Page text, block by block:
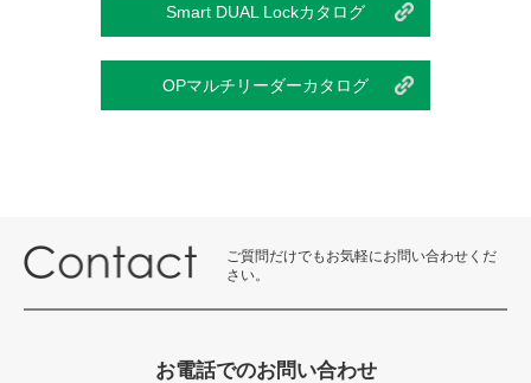
Smart DUAL Lockカタログ
OPマルチリーダーカタログ
ご質問だけでもお気軽にお問い合わせくだ
さい。
お電話でのお問い合わせ